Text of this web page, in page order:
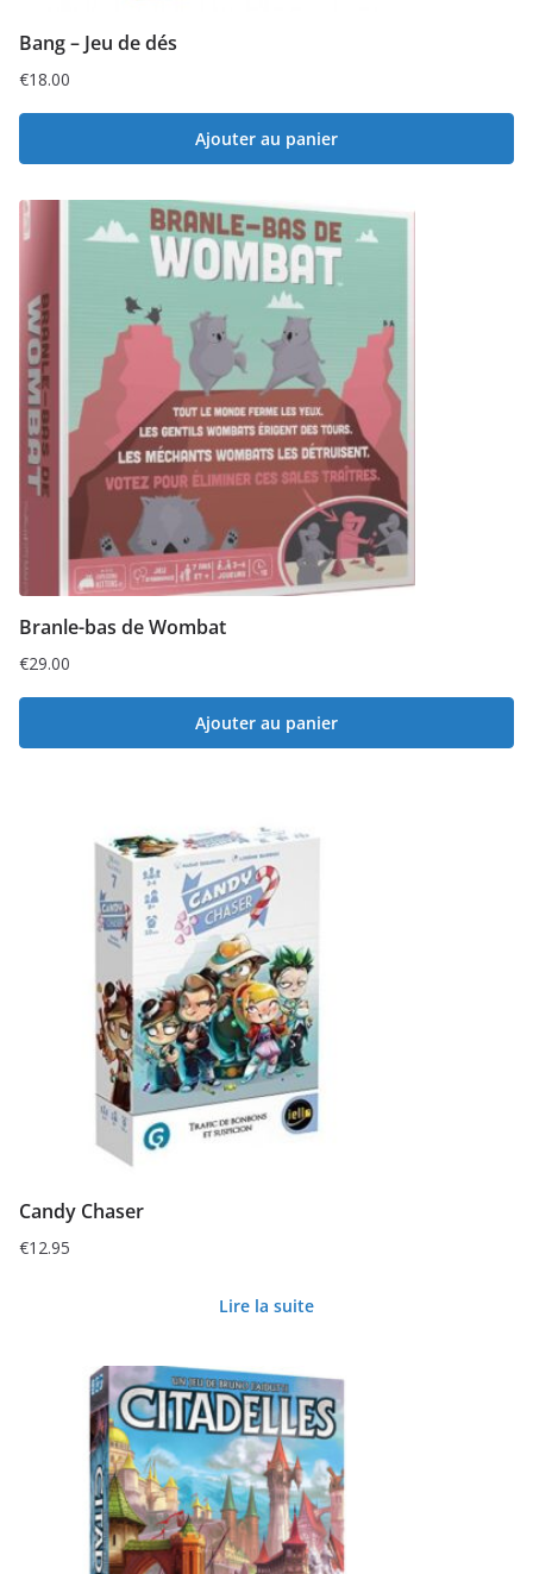
Bang – Jeu de dés
€18.00
Ajouter au panier
Branle-bas de Wombat
€29.00
Ajouter au panier
Candy Chaser
€12.95
Lire la suite